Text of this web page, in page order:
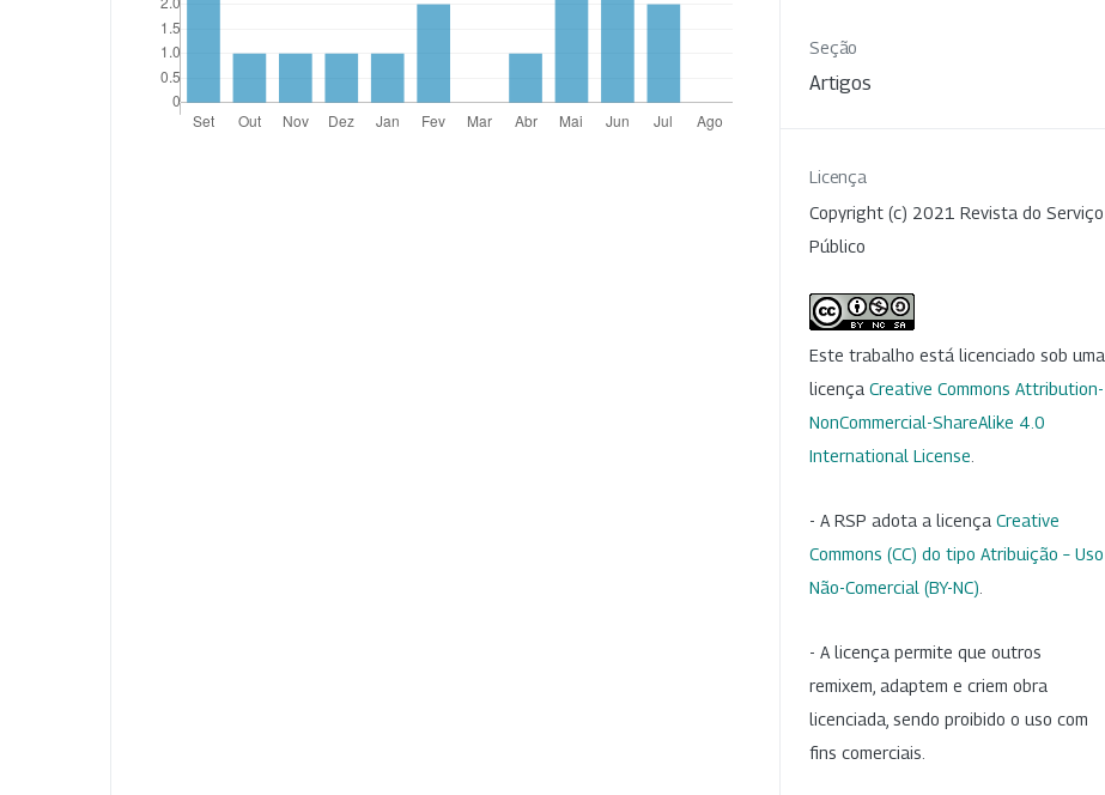
Seção
Artigos
Licença
Copyright (c) 2021 Revista do Serviço
Público
Este trabalho está licenciado sob uma
licença Creative Commons Attribution-
NonCommercial-ShareAlike 4.0
International License
- A RSP adota a licença Creative
Commons (CC) do tipo Atribuição – Uso
Não-Comercial (BY-NC)
- A licença permite que outros
remixem, adaptem e criem obra
licenciada, sendo proibido o uso com
fins comerciais.